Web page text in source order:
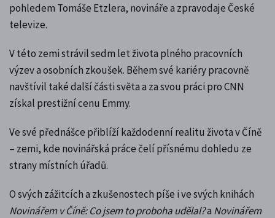
pohledem Tomáše Etzlera, novináře a zpravodaje České
televize.
V této zemi strávil sedm let života plného pracovních
výzev a osobních zkoušek. Během své kariéry pracovně
navštívil také další části světa a za svou práci pro CNN
získal prestižní cenu Emmy.
Ve své přednášce přiblíží každodenní realitu života v Číně
– zemi, kde novinářská práce čelí přísnému dohledu ze
strany místních úřadů.
O svých zážitcích a zkušenostech píše i ve svých knihách
Novinářem v Číně: Co jsem to proboha udělal?a Novinářem